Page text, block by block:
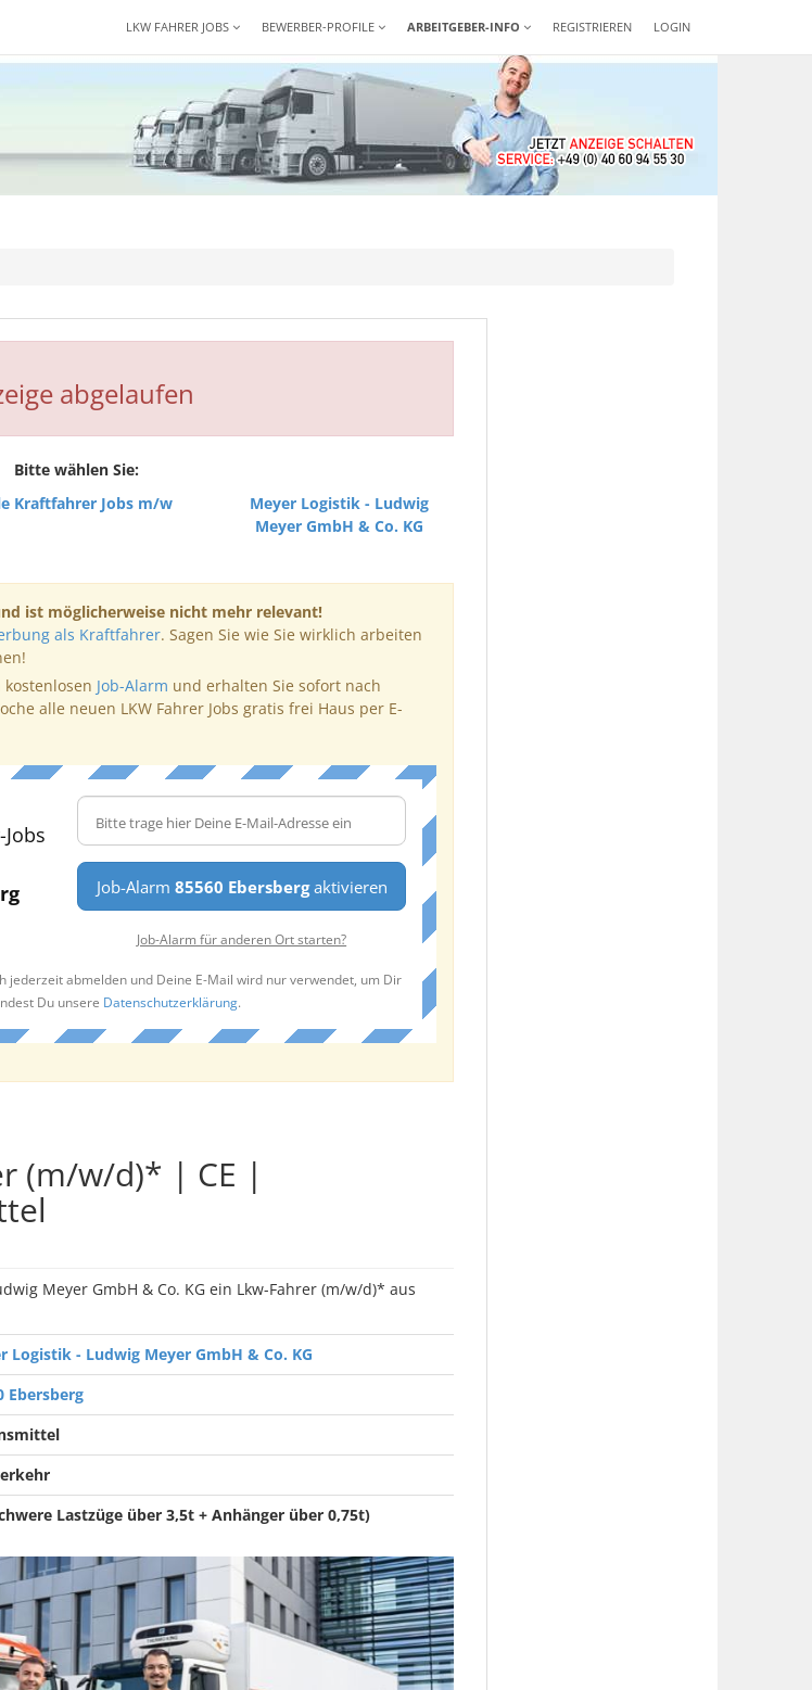
REGISTRIEREN LOGIN
LKW FAHRER JOBS BEWERBER-PROFILE ARBEITGEBER-INFO
abgelaufen
Bitte wählen Sie:
Kraftfahrer Jobs m/w
Meyer Logistik - Ludwig
Meyer GmbH & Co. KG
ist möglicherweise nicht mehr relevant!
als Kraftfahrer. Sagen Sie wie Sie wirklich arbeiten
Job-Alarm und erhalten Sie sofort nach
alle neuen LKW Fahrer Jobs gratis frei Haus per E-
Job-Alarm 85560 Ebersbergaktivieren
Job-Alarm für anderen Ort starten?
jederzeit abmelden und Deine E-Mail wird nur verwendet, um Dir
Du unsere Datenschutzerklärung.
(m/w/d)* | CE |
Meyer GmbH & Co. KG ein Lkw-Fahrer (m/w/d)* aus
Logistik - Ludwig Meyer GmbH & Co. KG
Ebersberg
Lastzüge über 3,5t + Anhänger über 0,75t)